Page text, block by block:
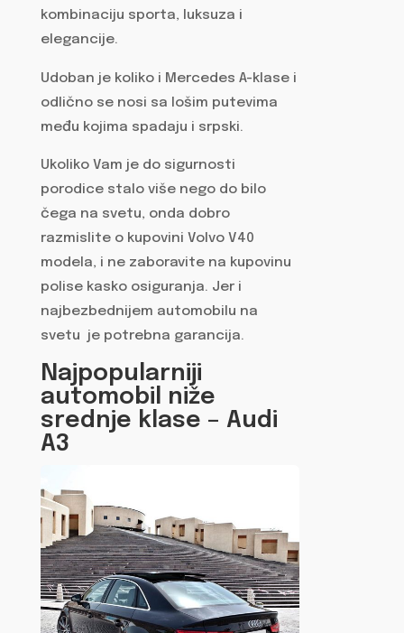
kombinaciju sporta, luksuza i
elegancije.
Udoban je koliko i Mercedes A-klase i
odlično se nosi sa lošim putevima
među kojima spadaju i srpski.
Ukoliko Vam je do sigurnosti
porodice stalo više nego do bilo
čega na svetu, onda dobro
razmislite o kupovini Volvo V40
modela, i ne zaboravite na kupovinu
polise kasko osiguranja. Jer i
najbezbednijem automobilu na
svetu je potrebna garancija.
Najpopularniji
automobil niže
srednje klase – Audi
A3